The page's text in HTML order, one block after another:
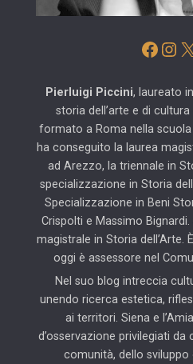
X
Pierluigi Piccini, laureato
storia dell’arte e di
formato a Roma nella scuola
ha conseguito la laurea
ad Arezzo, la triennale in
specializzazione in Storia
Specializzazione in Beni
Crispolti e Massimo
magistrale in Storia dell’Arte.
oggi è assessore nel
Nel suo blog intreccia
unendo ricerca estetica,
ai territori. Siena e
d’osservazione privilegiati
comunità, dello sviluppo